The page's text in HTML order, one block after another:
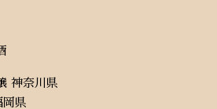
神奈川県
岡県